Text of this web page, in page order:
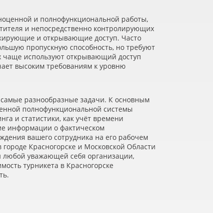
и полнофункциональной работы,
и непосредственно контролирующих
и открывающие доступ. Часто
пропускную способность, но требуют
чаще используют открывающий доступ
высоким требованиям к уровню
разнообразные задачи. К основным
полнофункциональной системы
и статистики, как учёт времени
информации о фактическом
вашего сотрудника на его рабочем
Красногорске и Московской Области
любой уважающей себя организации,
турникета в Красногорске